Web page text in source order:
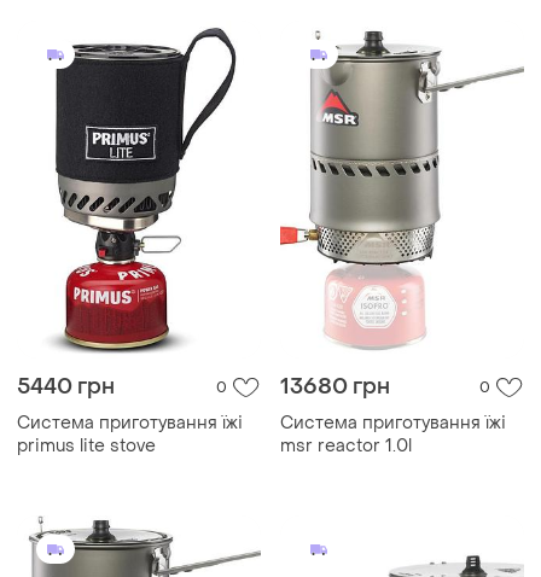
5440 грн 0
Система приготування їжі
primus lite stove
13680 грн 0
Система приготування їжі
msr reactor 1.0l